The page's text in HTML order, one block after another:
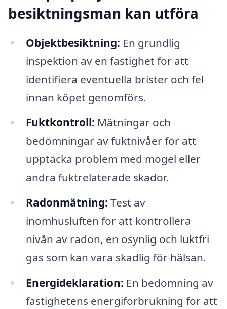
besiktningsman kan utföra
Objektbesiktning: En grundlig
inspektion av en fastighet för att
identifiera eventuella brister och fel
innan köpet genomförs.
Fuktkontroll: Mätningar och
bedömningar av fuktnivåer för att
upptäcka problem med mögel eller
andra fuktrelaterade skador.
Radonmätning: Test av
inomhusluften för att kontrollera
nivån av radon, en osynlig och luktfri
gas som kan vara skadlig för hälsan.
Energideklaration: En bedömning av
fastighetens energiförbrukning för att